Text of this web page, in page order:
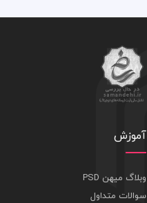
آموزش
وبلاگ میهن PSD
سوالات متداول